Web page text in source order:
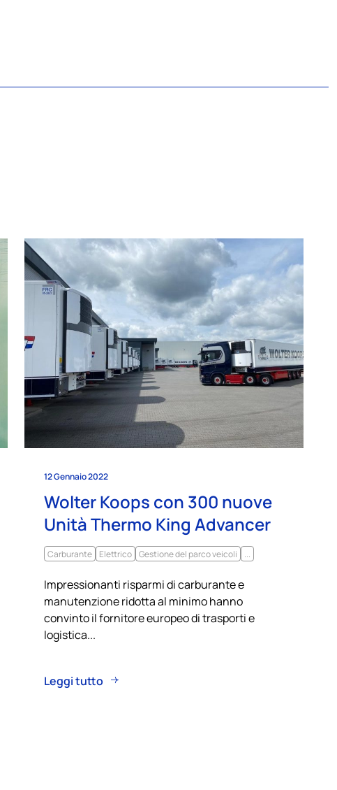
12 Gennaio 2022
Wolter Koops con 300 nuove
Unità Thermo King Advancer
Carburante Elettrico Gestione del parco veicoli
Impressionanti risparmi di carburante e
manutenzione ridotta al minimo hanno
convinto il fornitore europeo di trasporti e
logistica...
Leggi tutto